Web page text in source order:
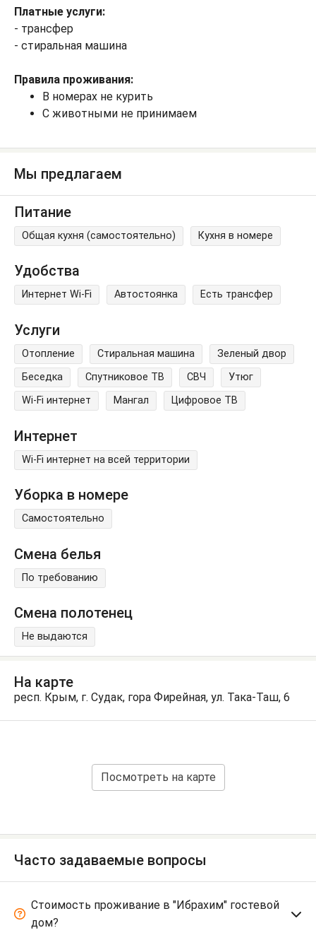
Платные услуги:
- трансфер
- стиральная машина
Правила проживания:
В номерах не курить
С животными не принимаем
Мы предлагаем
Питание
Общая кухня (самостоятельно) Кухня в номере
Удобства
Интернет Wi-Fi Автостоянка Есть трансфер
Услуги
Отопление Стиральная машина
Зеленый двор
Беседка
Спутниковое ТВ СВЧ
Утюг
Wi-Fi интернет
Мангал Цифровое ТВ
Интернет
Wi-Fi интернет на всей территории
Уборка в номере
Самостоятельно
Смена белья
По требованию
Смена полотенец
Не выдаются
На карте
респ. Крым, г. Судак, гора Фирейная, ул. Така-Таш, 6
Посмотреть на карте
Часто задаваемые вопросы
Стоимость проживание в "Ибрахим" гостевой
дом?